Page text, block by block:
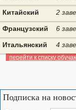
Китайский 2
Французский 6
Итальянский 4
перейти к списку
Подписка на